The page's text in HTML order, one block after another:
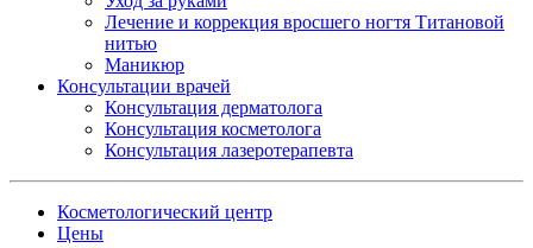
Лечение и коррекция вросшего ногтя Титановой
нитью
Маникюр
Консультации врачей
Консультация дерматолога
Консультация косметолога
Консультация лазеротерапевта
Косметологический центр
Цены